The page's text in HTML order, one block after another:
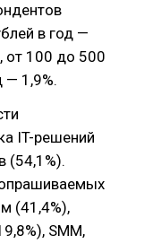
в год —
от 100 до 500
— 1,9%.
IT-решений
(54,1%).
(41,4%),
SMM,